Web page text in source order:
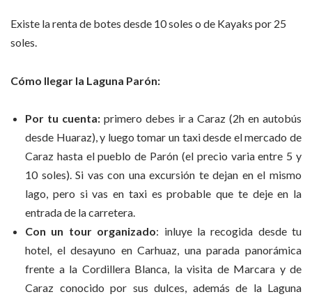
Existe la renta de botes desde 10 soles o de Kayaks por 25
soles.
Cómo llegar la Laguna Parón:
Por tu cuenta: primero debes ir a Caraz (2h en autobús
desde Huaraz), y luego tomar un taxi desde el mercado de
Caraz hasta el pueblo de Parón (el precio varia entre 5 y
10 soles). Si vas con una excursión te dejan en el mismo
lago, pero si vas en taxi es probable que te deje en la
entrada de la carretera.
Con un tour organizado: inluye la recogida desde tu
hotel, el desayuno en Carhuaz, una parada panorámica
frente a la Cordillera Blanca, la visita de Marcara y de
Caraz conocido por sus dulces, además de la Laguna